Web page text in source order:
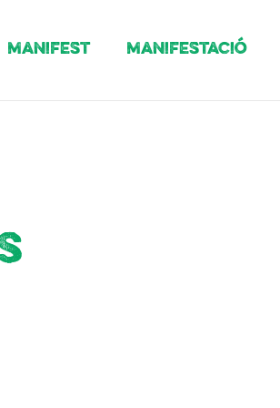
Manifest Manifestació